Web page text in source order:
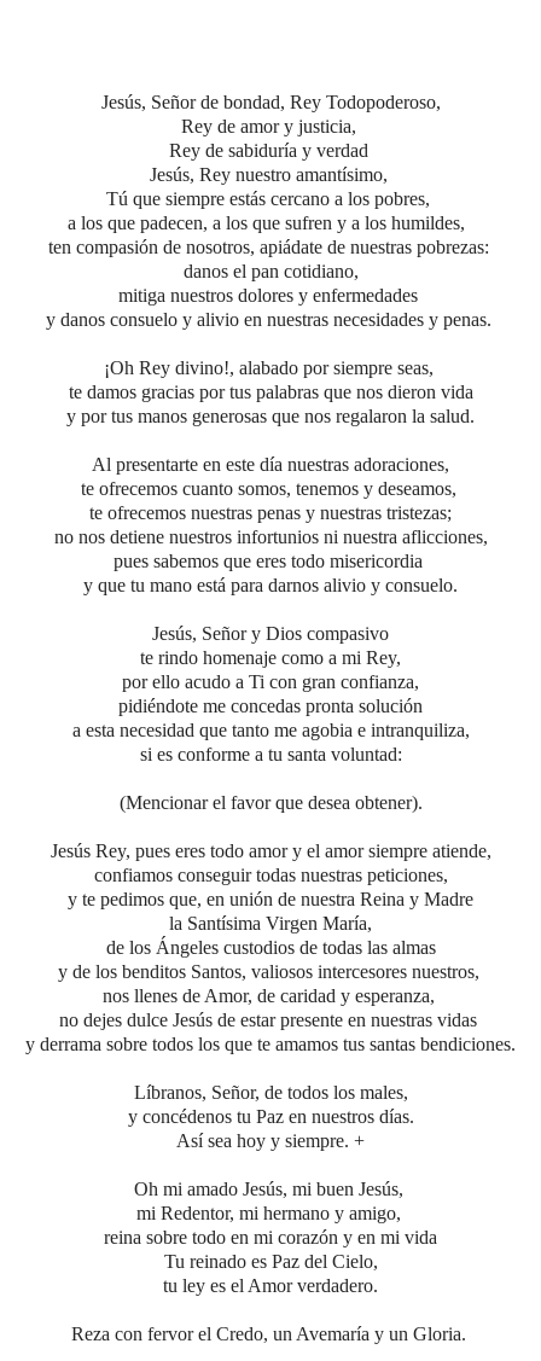
Jesús, Señor de bondad, Rey Todopoderoso,
Rey de amor y justicia,
Rey de sabiduría y verdad
Jesús, Rey nuestro amantísimo,
Tú que siempre estás cercano a los pobres,
a los que padecen, a los que sufren y a los humildes,
ten compasión de nosotros, apiádate de nuestras pobrezas:
danos el pan cotidiano,
mitiga nuestros dolores y enfermedades
y danos consuelo y alivio en nuestras necesidades y penas.
¡Oh Rey divino!, alabado por siempre seas,
te damos gracias por tus palabras que nos dieron vida
y por tus manos generosas que nos regalaron la salud.
Al presentarte en este día nuestras adoraciones,
te ofrecemos cuanto somos, tenemos y deseamos,
te ofrecemos nuestras penas y nuestras tristezas;
no nos detiene nuestros infortunios ni nuestra aflicciones,
pues sabemos que eres todo misericordia
y que tu mano está para darnos alivio y consuelo.
Jesús, Señor y Dios compasivo
te rindo homenaje como a mi Rey,
por ello acudo a Ti con gran confianza,
pidiéndote me concedas pronta solución
a esta necesidad que tanto me agobia e intranquiliza,
si es conforme a tu santa voluntad:
(Mencionar el favor que desea obtener).
Jesús Rey, pues eres todo amor y el amor siempre atiende,
confiamos conseguir todas nuestras peticiones,
y te pedimos que, en unión de nuestra Reina y Madre
la Santísima Virgen María,
de los Ángeles custodios de todas las almas
y de los benditos Santos, valiosos intercesores nuestros,
nos llenes de Amor, de caridad y esperanza,
no dejes dulce Jesús de estar presente en nuestras vidas
y derrama sobre todos los que te amamos tus santas bendiciones.
Líbranos, Señor, de todos los males,
y concédenos tu Paz en nuestros días.
Así sea hoy y siempre. +
Oh mi amado Jesús, mi buen Jesús,
mi Redentor, mi hermano y amigo,
reina sobre todo en mi corazón y en mi vida
Tu reinado es Paz del Cielo,
tu ley es el Amor verdadero.
Reza con fervor el Credo, un Avemaría y un Gloria.